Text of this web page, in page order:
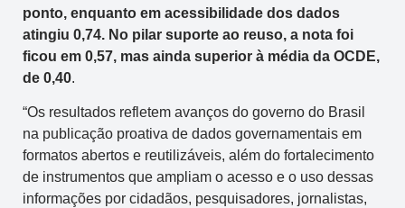
ponto, enquanto em acessibilidade dos dados
atingiu 0,74. No pilar suporte ao reuso, a nota foi
ficou em 0,57, mas ainda superior à média da OCDE,
de 0,40.
“Os resultados refletem avanços do governo do Brasil
na publicação proativa de dados governamentais em
formatos abertos e reutilizáveis, além do fortalecimento
de instrumentos que ampliam o acesso e o uso dessas
informações por cidadãos, pesquisadores, jornalistas,